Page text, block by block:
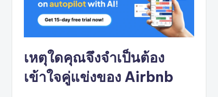
เหตุใดคุณจึงจำเป็นต้อง
เข้าใจคู่แข่งของ Airbnb